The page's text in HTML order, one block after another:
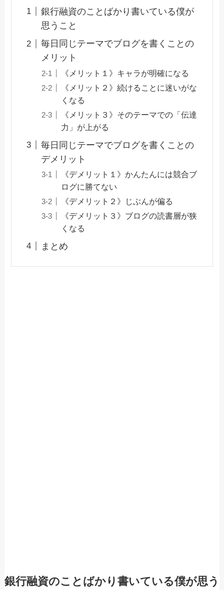
銀行融資のことばかり書いている僕が
思うこと
毎日同じテーマでブログを書くことの
メリット
《メリット１》キャラが明確になる
《メリット２》続けることに迷いがな
くなる
《メリット３》そのテーマでの「伝達
力」が上がる
毎日同じテーマでブログを書くことの
デメリット
《デメリット１》かんたんには競合ブ
ログに勝てない
《デメリット２》じぶんが偏る
《デメリット３》ブログの読書層が狭
くなる
まとめ
銀行融資のことばかり書いている僕が思う